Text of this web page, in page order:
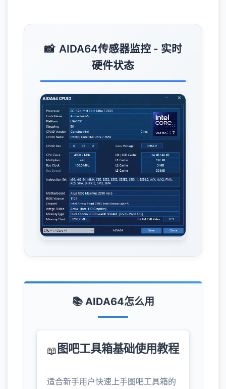
AIDA64传感器监控 - 实时
硬件状态
📚 AIDA64怎么用
📖 图吧工具箱基础使用教程
适合新手用户快速上手图吧工具箱的